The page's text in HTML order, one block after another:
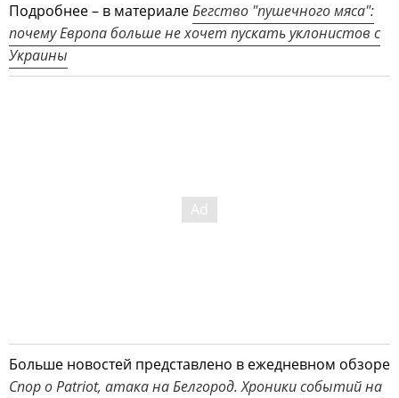
Подробнее – в материалеБегство "пушечного мяса":
почему Европа больше не хочет пускать уклонистов с
Украины
Больше новостей представлено в ежедневном обзоре
Спор о Patriot, атака на Белгород. Хроники событий на